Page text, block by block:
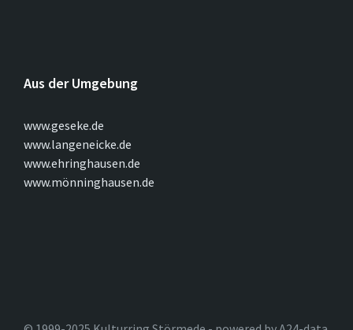
Aus der Umgebung
www.geseke.de
www.langeneicke.de
www.ehringhausen.de
www.mönninghausen.de